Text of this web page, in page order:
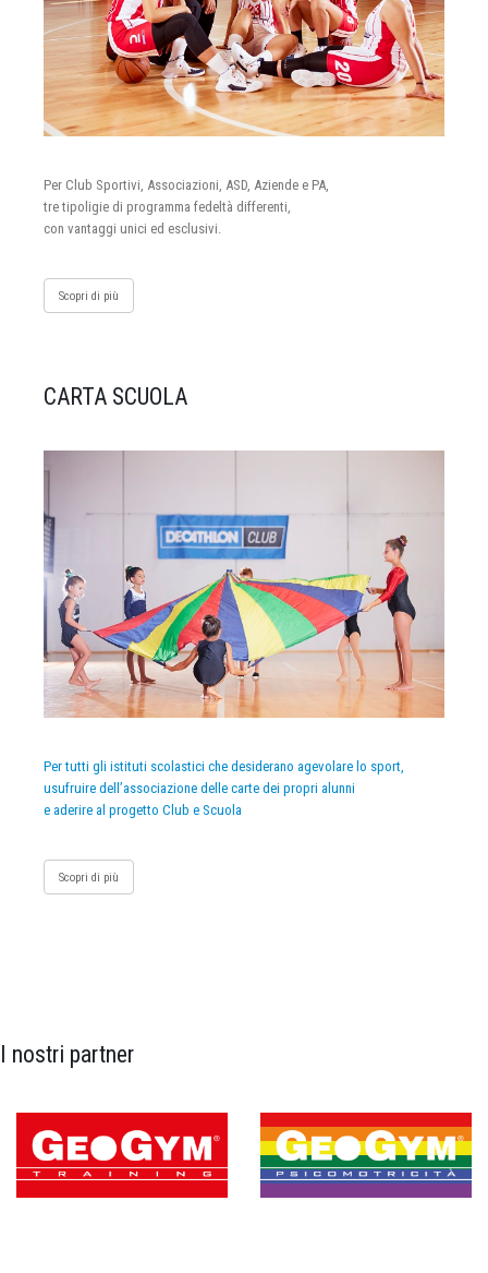
Per Club Sportivi, Associazioni, ASD, Aziende e PA,
tre tipoligie di programma fedeltà differenti,
con vantaggi unici ed esclusivi.
Scopri di più
CARTA SCUOLA
Per tutti gli istituti scolastici che desiderano agevolare lo sport,
usufruire dell’associazione delle carte dei propri alunni
e aderire al progetto Club e Scuola
Scopri di più
I nostri partner